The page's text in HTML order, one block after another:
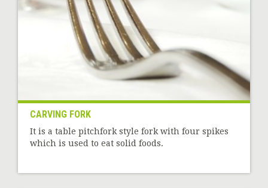
CARVING FORK
It is a table pitchfork style fork with four spikes
which is used to eat solid foods.